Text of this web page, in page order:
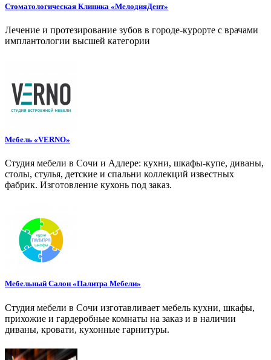
Стоматологическая Клиника «МелодияДент»
Лечение и протезирование зубов в городе-курорте с врачами
имплантологии высшей категории
Мебель «VERNO»
Студия мебели в Сочи и Адлере: кухни, шкафы-купе, диваны,
столы, стулья, детские и спальни коллекций известных
фабрик. Изготовление кухонь под заказ.
Мебельный Салон «Палитра Мебели»
Студия мебели в Сочи изготавливает мебель кухни, шкафы,
прихожие и гардеробные комнаты на заказ и в наличии
диваны, кровати, кухонные гарнитуры.